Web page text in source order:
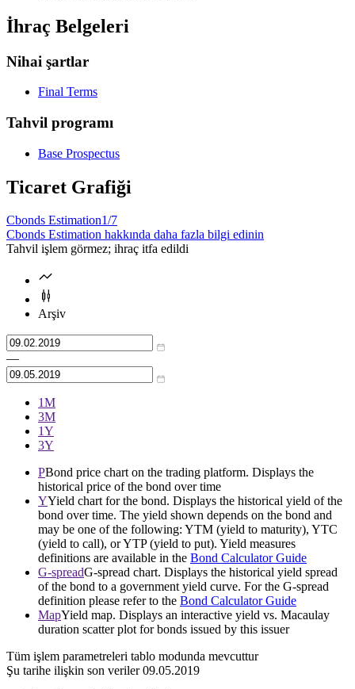
İhraç Belgeleri
Nihai şartlar
Final Terms
Tahvil programı
Base Prospectus
Ticaret Grafiği
Cbonds Estimation1/7
Cbonds Estimation hakkında daha fazla bilgi edinin
Tahvil işlem görmez; ihraç itfa edildi
Arşiv
—
1М
3М
1Y
3Y
PBond price chart on the trading platform. Displays the
historical price of the bond over time
YYield chart for the bond. Displays the historical yield of the
bond over time. The yield shown depends on the bond and
may be one of the following: YTM (yield to maturity), YTC
(yield to call), or YTP (yield to put). Yield measures
definitions are available in the Bond Calculator Guide
G-spreadG-spread chart. Displays the historical yield spread
of the bond to a government yield curve. For the G-spread
definition please refer to the Bond Calculator Guide
MapYield map. Displays an interactive yield vs. Macaulay
duration scatter plot for bonds issued by this issuer
Tüm işlem parametreleri tablo modunda mevcuttur
Şu tarihe ilişkin son veriler09.05.2019